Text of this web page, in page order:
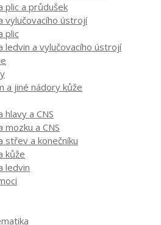
plic a průdušek
vylučovacího ústrojí
plic
ledvin a vylučovacího ústrojí
a jiné nádory kůže
hlavy a CNS
mozku a CNS
střev a konečníku
kůže
ledvin